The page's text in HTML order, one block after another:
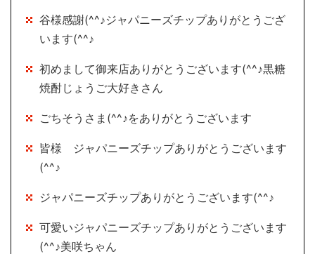
谷様感謝(^^♪ジャパニーズチップありがとうござ
います(^^♪
初めまして御来店ありがとうございます(^^♪黒糖
焼酎じょうご大好きさん
ごちそうさま(^^♪をありがとうございます
皆様 ジャパニーズチップありがとうございます
(^^♪
ジャパニーズチップありがとうございます(^^♪
可愛いジャパニーズチップありがとうございます
(^^♪美咲ちゃん